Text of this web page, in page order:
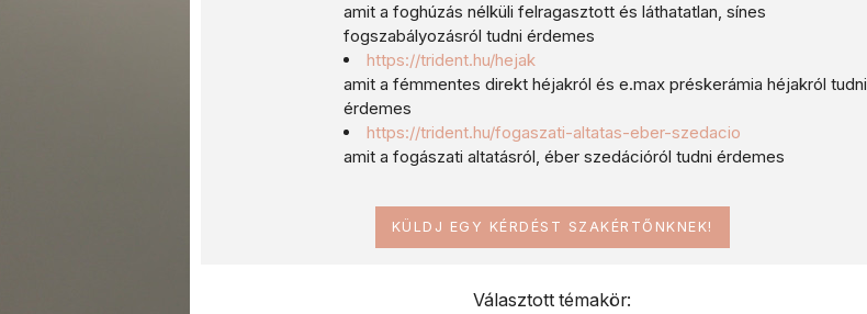
amit a foghúzás nélküli felragasztott és láthatatlan, sínes
fogszabályozásról tudni érdemes
https://trident.hu/hejak
amit a fémmentes direkt héjakról és e.max préskerámia héjakról tudni
érdemes
https://trident.hu/fogaszati-altatas-eber-szedacio
amit a fogászati altatásról, éber szedációról tudni érdemes
KÜLDJ EGY KÉRDÉST SZAKÉRTŐNKNEK!
Választott témakör: